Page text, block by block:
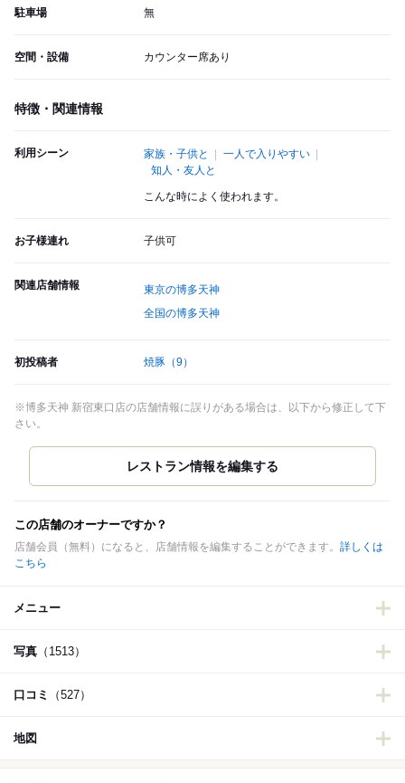
駐車場 無
空間・設備 カウンター席あり
特徴・関連情報
利用シーン 家族・子供と
一人で入りやすい
知人・友人と
こんな時によく使われます。
お子様連れ 子供可
関連店舗情報
東京の博多天神
全国の博多天神
初投稿者 焼豚 （9）
※博多天神 新宿東口店の店舗情報に誤りがある場合は、以下から修正して下
さい。
この店舗のオーナーですか？
店舗会員（無料）になると、店舗情報を編集することができます。 詳しくは
こちら
メニュー
写真 （1513）
口コミ （527）
地図